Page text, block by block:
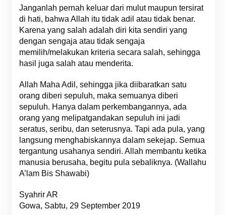
Janganlah pernah keluar dari mulut maupun tersirat
di hati, bahwa Allah itu tidak adil atau tidak benar.
Karena yang salah adalah diri kita sendiri yang
dengan sengaja atau tidak sengaja
memilih/melakukan kriteria secara salah, sehingga
hasil juga salah atau menderita.
Allah Maha Adil, sehingga jika diibaratkan satu
orang diberi sepuluh, maka semuanya diberi
sepuluh. Hanya dalam perkembangannya, ada
orang yang melipatgandakan sepuluh ini jadi
seratus, seribu, dan seterusnya. Tapi ada pula, yang
langsung menghabiskannya dalam sekejap. Semua
tergantung usahanya sendiri. Allah membantu ketika
manusia berusaha, begitu pula sebaliknya. (Wallahu
A’lam Bis Shawabi)
Syahrir AR
Gowa, Sabtu, 29 September 2019